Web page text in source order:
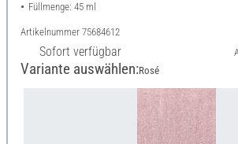
Füllmenge: 45 ml
Artikelnummer 75684612
Sofort verfügbar
Variante auswählen:Rosé